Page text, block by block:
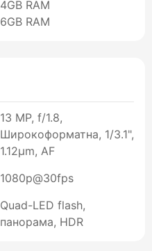
4GB RAM
6GB RAM
13 MP, f/1.8,
Широкоформатна, 1/3.1",
1.12µm, AF
1080p@30fps
Quad-LED flash,
панорама, HDR